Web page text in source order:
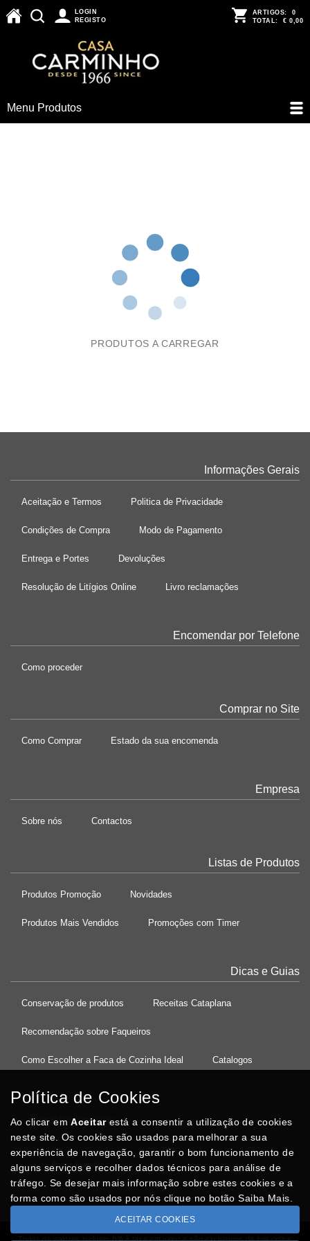
LOGIN
REGISTO
ARTIGOS: 0
TOTAL: € 0,00
Menu Produtos
PRODUTOS A CARREGAR
Informações Gerais
Aceitação e Termos Politica de Privacidade
Condições de Compra Modo de Pagamento
Entrega e Portes Devoluções
Resolução de Litígios Online Livro reclamações
Encomendar por Telefone
Como proceder
Comprar no Site
Como Comprar Estado da sua encomenda
Empresa
Sobre nós Contactos
Listas de Produtos
Produtos Promoção Novidades
Produtos Mais Vendidos Promoções com Timer
Dicas e Guias
Conservação de produtos Receitas Cataplana
Recomendação sobre Faqueiros
Como Escolher a Faca de Cozinha Ideal Catalogos
37°08'27.5"N 8°32'13.9"W
Posso Ajudar?
Todos os valores incluem IVA à taxa em vigor e são exclusivos da loja online
Política de Cookies
Ao clicar emAceitarestá a consentir a utilização de cookies
neste site. Os cookies são usados para melhorar a sua
experiência de navegação, garantir o bom funcionamento de
alguns serviços e recolher dados técnicos para análise de
tráfego. Se desejar mais informação sobre estes cookies e a
forma como são usados por nós clique no botão Saiba Mais.
ACEITAR COOKIES